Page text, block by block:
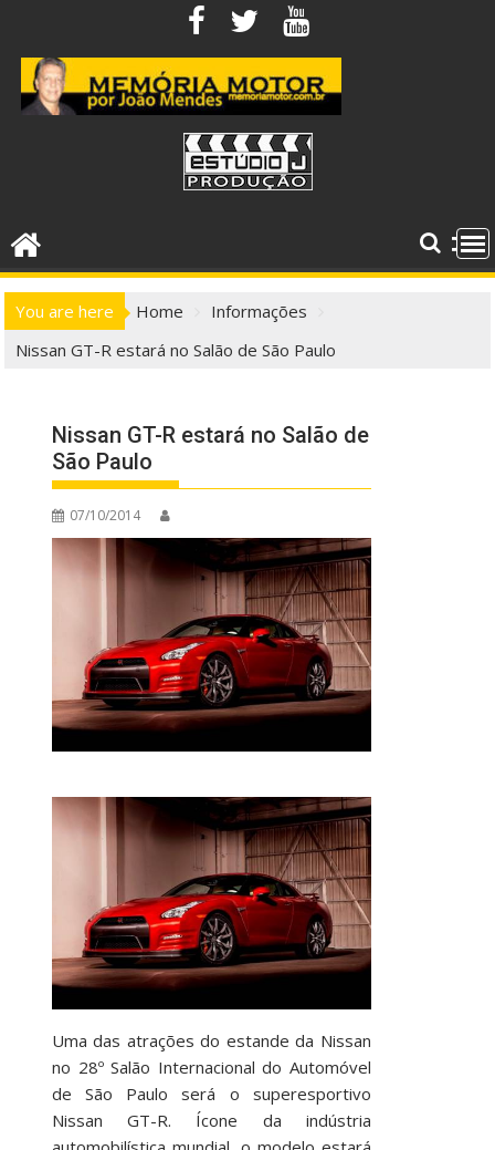
content
You are here Home
Informações
Nissan GT-R estará no Salão de São Paulo
Nissan GT-R estará no Salão de
São Paulo
07/10/2014
Uma das atrações do estande da Nissan
no 28º Salão Internacional do Automóvel
de São Paulo será o superesportivo
Nissan GT-R. Ícone da indústria